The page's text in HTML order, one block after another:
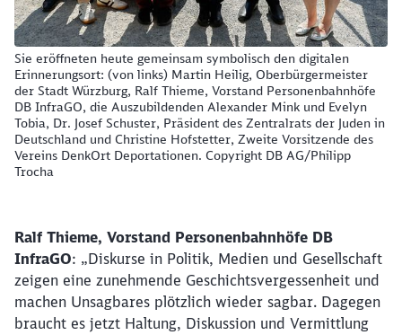
Sie eröffneten heute gemeinsam symbolisch den digitalen
Erinnerungsort: (von links) Martin Heilig, Oberbürgermeister
der Stadt Würzburg, Ralf Thieme, Vorstand Personenbahnhöfe
DB InfraGO, die Auszubildenden Alexander Mink und Evelyn
Tobia, Dr. Josef Schuster, Präsident des Zentralrats der Juden in
Deutschland und Christine Hofstetter, Zweite Vorsitzende des
Vereins DenkOrt Deportationen. Copyright DB AG/Philipp
Trocha
Ralf Thieme, Vorstand Personenbahnhöfe DB
InfraGO: „Diskurse in Politik, Medien und Gesellschaft
zeigen eine zunehmende Geschichtsvergessenheit und
machen Unsagbares plötzlich wieder sagbar. Dagegen
braucht es jetzt Haltung, Diskussion und Vermittlung